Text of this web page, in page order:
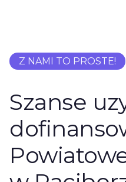
Z NAMI TO PROSTE!
Szanse